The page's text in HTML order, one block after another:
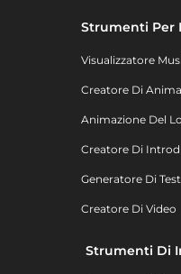
Strumenti Per
Visualizzatore
Creatore Di
Animazione Del
Creatore Di
Generatore Di
Creatore Di Video
Strumenti Di